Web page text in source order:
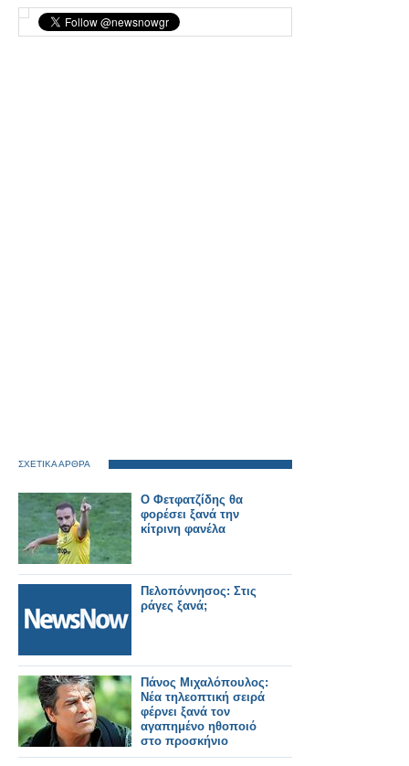
ΣΧΕΤΙΚΑ ΑΡΘΡΑ
Ο Φετφατζίδης θα
φορέσει ξανά την
κίτρινη φανέλα
Πελοπόννησος: Στις
ράγες ξανά;
Πάνος Μιχαλόπουλος:
Νέα τηλεοπτική σειρά
φέρνει ξανά τον
αγαπημένο ηθοποιό
στο προσκήνιο